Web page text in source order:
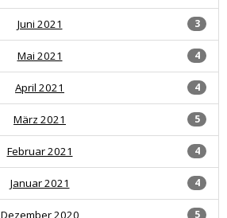
3
Juni 2021
4
Mai 2021
4
April 2021
5
März 2021
4
Februar 2021
4
Januar 2021
5
Dezember 2020